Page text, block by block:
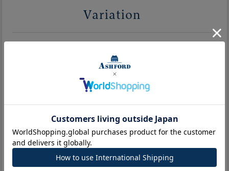
Variation